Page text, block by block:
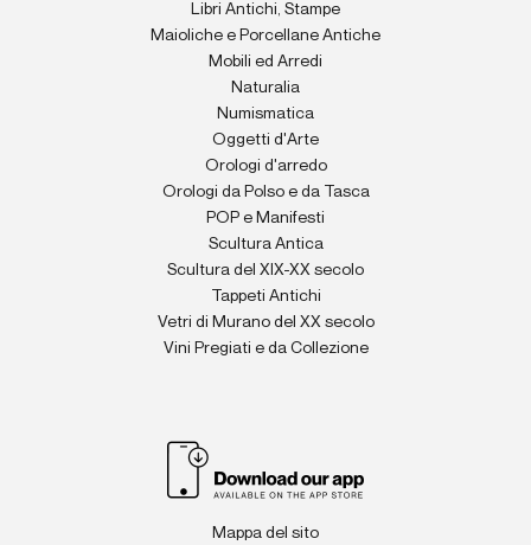
Libri Antichi, Stampe
Maioliche e Porcellane Antiche
Mobili ed Arredi
Naturalia
Numismatica
Oggetti d'Arte
Orologi d'arredo
Orologi da Polso e da Tasca
POP e Manifesti
Scultura Antica
Scultura del XIX-XX secolo
Tappeti Antichi
Vetri di Murano del XX secolo
Vini Pregiati e da Collezione
Mappa del sito